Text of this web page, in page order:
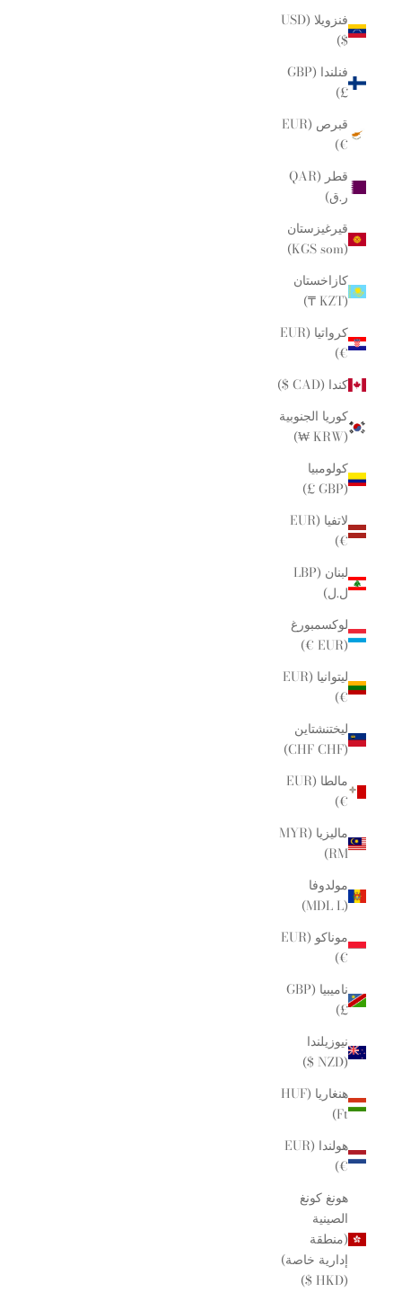
فنزويلا (USD
$)
فنلندا (GBP
£)
قبرص (EUR
€)
قطر (QAR
ر.ق)
قيرغيزستان
(KGS som)
كازاخستان
(KZT ₸)
كرواتيا (EUR
€)
كندا (CAD $)
كوريا الجنوبية
(KRW ₩)
كولومبيا
(GBP £)
لاتفيا (EUR
€)
لبنان (LBP
ل.ل)
لوكسمبورغ
(EUR €)
ليتوانيا (EUR
€)
ليختنشتاين
(CHF CHF)
مالطا (EUR
€)
ماليزيا (MYR
RM)
مولدوفا
(MDL L)
موناكو (EUR
€)
ناميبيا (GBP
£)
نيوزيلندا
(NZD $)
هنغاريا (HUF
Ft)
هولندا (EUR
€)
هونغ كونغ
الصينية
(منطقة
إدارية خاصة)
(HKD $)